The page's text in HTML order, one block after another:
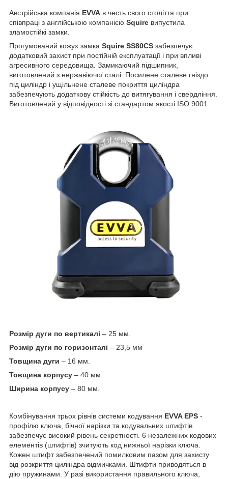
Австрійська компанія EVVA в честь свого століття при
співпраці з англійською компанією Squire випустила
зламостійкі замки.
Прогумований кожух замка Squire SS80CS забезпечує
додатковий захист при постійній експлуатації і при впливі
агресивного середовища. Замикаючий підшипник,
виготовлений з нержавіючої сталі. Посилене сталеве гніздо
під циліндр і ущільнене сталеве покриття циліндра
забезпечують додаткову стійкість до витягування і свердління.
Виготовлений у відповідності зі стандартом якості ISO 9001.
Розмір дуги по вертикалі – 25 мм.
Розмір дуги по горизонталі – 23,5 мм
Товщина дуги – 16 мм.
Товщина корпусу – 40 мм.
Ширина корпусу – 80 мм.
Комбінування трьох рівнів системи кодування EVVA EPS -
профілю ключа, бічної нарізки та кодувальних штифтів
забезпечує високий рівень секретності. 6 незалежних кодових
елементів (штифтів) зчитують код нижньої нарізки ключа.
Кожен штифт забезпечений помилковим пазом для захисту
від розкриття циліндра відмичками. Штифти приводяться в
дію пружинами. У разі використання правильного ключа,